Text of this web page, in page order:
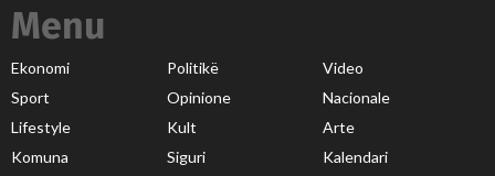
Menu
Ekonomi Politikë
Video
Sport
Opinione
Nacionale
Lifestyle
Kult
Arte
Komuna
Siguri Kalendari